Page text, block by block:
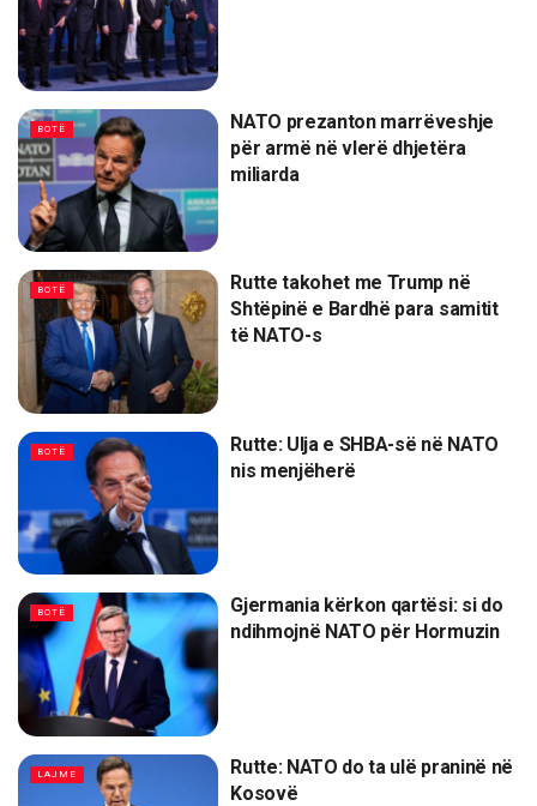
BOTË
NATO prezanton marrëveshje
për armë në vlerë dhjetëra
miliarda
BOTË
Rutte takohet me Trump në
Shtëpinë e Bardhë para samitit
të NATO-s
BOTË
Rutte: Ulja e SHBA-së në NATO
nis menjëherë
BOTË
Gjermania kërkon qartësi: si do
ndihmojnë NATO për Hormuzin
LAJME
Rutte: NATO do ta ulë praninë në
Kosovë